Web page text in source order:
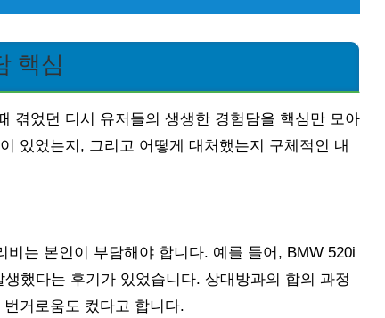
핵심
겪었던 디시 유저들의 생생한 경험담을 핵심만 모아
있었는지, 그리고 어떻게 대처했는지 구체적인 내
는 본인이 부담해야 합니다. 예를 들어, BMW 520i
했다는 후기가 있었습니다. 상대방과의 합의 과정
거로움도 컸다고 합니다.